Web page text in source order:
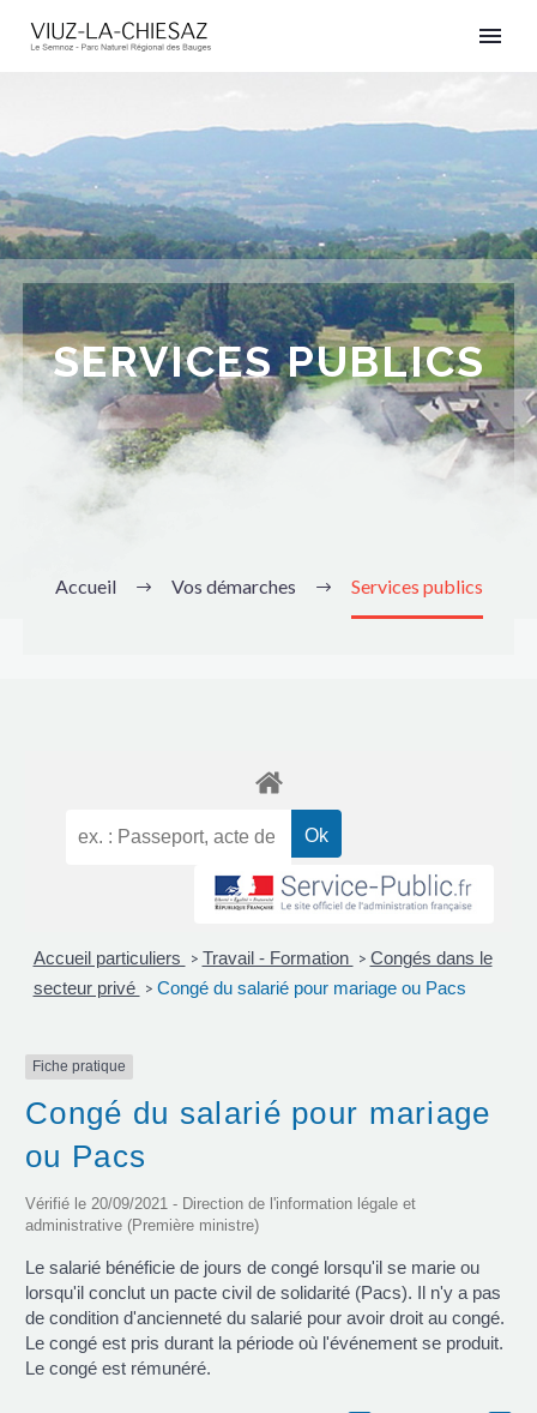
SERVICES PUBLICS
Accueil Vos démarches Services publics
Accueil particuliers > Travail - Formation > Congés dans le
secteur privé > Congé du salarié pour mariage ou Pacs
Fiche pratique
Congé du salarié pour mariage
ou Pacs
Vérifié le 20/09/2021 - Direction de l'information légale et
administrative (Première ministre)
Le salarié bénéficie de jours de congé lorsqu'il se marie ou
lorsqu'il conclut un pacte civil de solidarité (Pacs). Il n'y a pas
de condition d'ancienneté du salarié pour avoir droit au congé.
Le congé est pris durant la période où l'événement se produit.
Le congé est rémunéré.